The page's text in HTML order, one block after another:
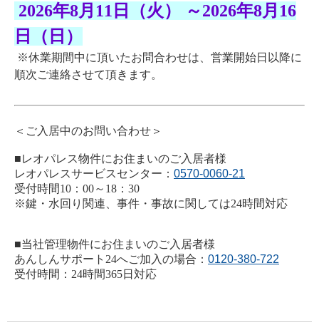
2026年8月11日（火） ～2026年8月16
日（日）
※休業期間中に頂いたお問合わせは、営業開始日以降に
順次ご連絡させて頂きます。
＜ご入居中のお問い合わせ＞
■レオパレス物件にお住まいのご入居者様
レオパレスサービスセンター： 0570-0060-21
受付時間10：00～18：30
※鍵・水回り関連、事件・事故に関しては24時間対応
■当社管理物件にお住まいのご入居者様
あんしんサポート24へご加入の場合： 0120-380-722
受付時間：24時間365日対応